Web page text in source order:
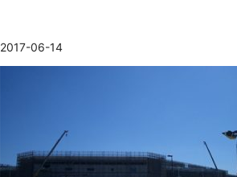
2017-06-14